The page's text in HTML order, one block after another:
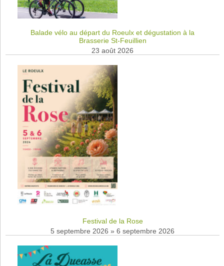
Balade vélo au départ du Roeulx et dégustation à la
Brasserie St-Feuillien
23 août 2026
Festival de la Rose
5 septembre 2026 » 6 septembre 2026